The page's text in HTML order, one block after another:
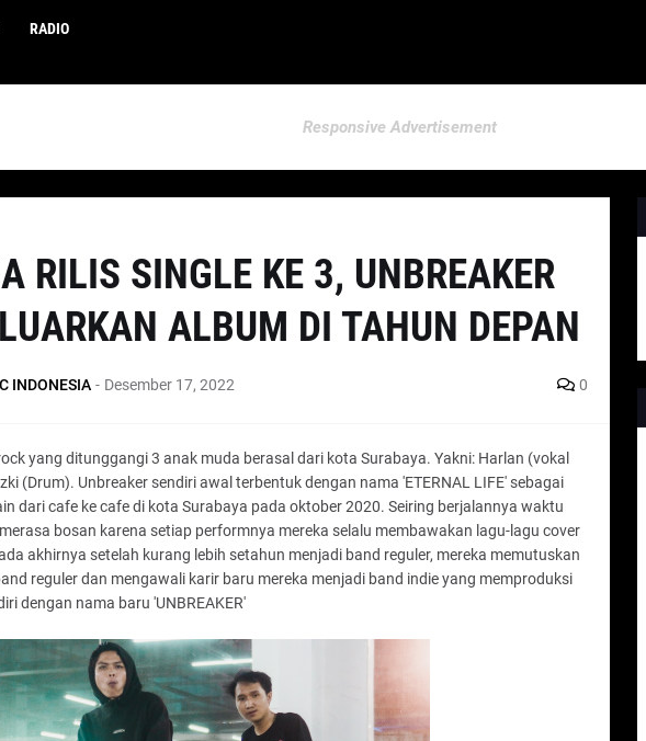
RADIO
Responsive Advertisement
RILIS SINGLE KE 3, UNBREAKER
ALBUM DI TAHUN DEPAN
INDONESIA - Desember 17, 2022 0
yang ditunggangi 3 anak muda berasal dari kota Surabaya. Yakni: Harlan (vokal
(Drum). Unbreaker sendiri awal terbentuk dengan nama 'ETERNAL LIFE' sebagai
dari cafe ke cafe di kota Surabaya pada oktober 2020. Seiring berjalannya waktu
bosan karena setiap performnya mereka selalu membawakan lagu-lagu cover
akhirnya setelah kurang lebih setahun menjadi band reguler, mereka memutuskan
reguler dan mengawali karir baru mereka menjadi band indie yang memproduksi
dengan nama baru 'UNBREAKER'